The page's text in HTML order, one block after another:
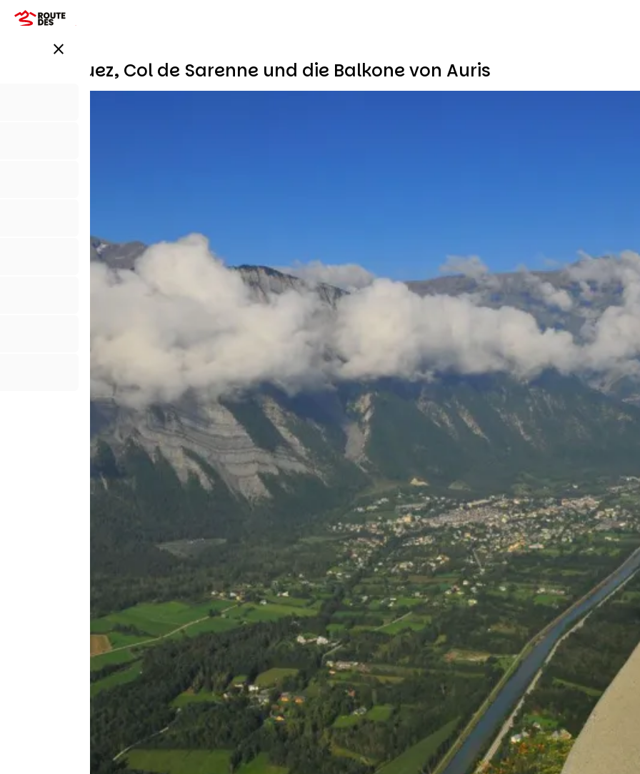
Direkt
zum
close
Alpe d'Huez, Col de Sarenne und die Balkone von Auris